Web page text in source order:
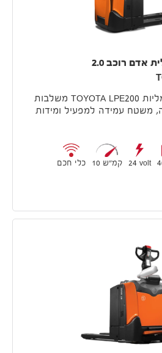
עגלת משטחים חשמלית אדם רוכב 2.0
עגלת משטחים חשמליות TOYOTA LPE200 משלבות
משטח עמידה למפעיל ומידות
24 volt 10 קמ״ש כלי חכם